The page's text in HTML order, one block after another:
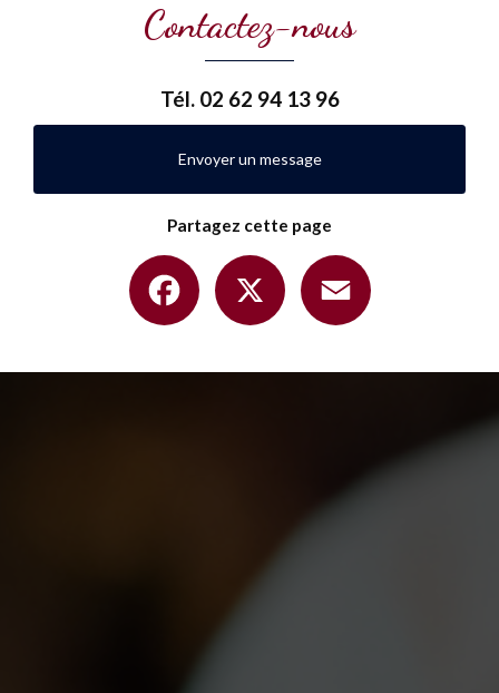
Contactez-nous
Tél. 02 62 94 13 96
Envoyer un message
Partagez cette page
Facebook